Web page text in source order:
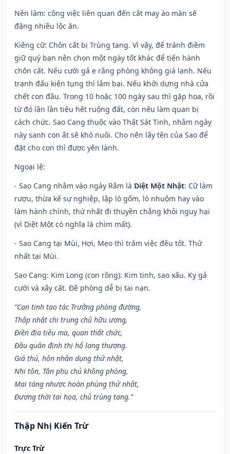
Nên làm: công việc liên quan đến cắt may áo màn sẽ
đặng nhiều lộc ăn.
Kiêng cữ: Chôn cất bị Trùng tang. Vì vậy, để tránh điềm
giữ quý bạn nên chọn một ngày tốt khác để tiến hành
chôn cất. Nếu cưới gả e rằng phòng không giá lạnh. Nếu
tranh đấu kiện tụng thì lâm bại. Nếu khởi dựng nhà cửa
chết con đầu. Trong 10 hoặc 100 ngày sau thì gặp họa, rồi
từ đó lần lần tiêu hết ruộng đất, còn nếu làm quan bị
cách chức. Sao Cang thuộc vào Thất Sát Tinh, nhằm ngày
này sanh con ắt sẽ khó nuôi. Cho nên lấy tên của Sao để
đặt cho con thì được yên lành.
Ngoại lệ:
- Sao Cang nhằm vào ngày Rằm là Diệt Một Nhật: Cữ làm
rượu, thừa kế sự nghiệp, lập lò gốm, lò nhuộm hay vào
làm hành chính, thứ nhất đi thuyền chẳng khỏi nguy hại
(vì Diệt Một có nghĩa là chìm mất).
- Sao Cang tại Mùi, Hợi, Mẹo thì trăm việc đều tốt. Thứ
nhất tại Mùi.
Sao Cang: Kim Long (con rồng): Kim tinh, sao xấu. Kỵ gả
cưới và xây cất. Đề phòng dễ bị tai nạn.
“Can tinh tạo tác Trưởng phòng đường,
Thập nhật chi trung chủ hữu ương,
Điền địa tiêu ma, quan thất chức,
Đầu quân định thị hổ lang thương.
Giá thú, hôn nhân dụng thử nhật,
Nhi tôn, Tân phụ chủ không phòng,
Mai táng nhược hoàn phùng thử nhật,
Đương thời tai họa, chủ trùng tang.”
Thập Nhị Kiến Trừ
Trực Trừ